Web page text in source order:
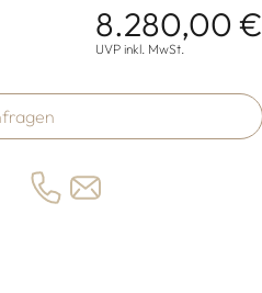
8.280,00 €
UVP inkl. MwSt.